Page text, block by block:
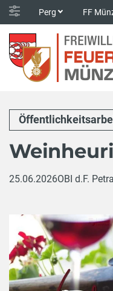
Perg FF
25.06.2026OBI d.F.